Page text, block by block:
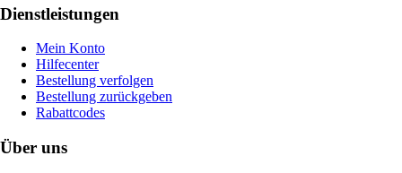
Dienstleistungen
Mein Konto
Hilfecenter
Bestellung verfolgen
Bestellung zurückgeben
Rabattcodes
Über uns